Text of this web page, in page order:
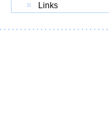
Links